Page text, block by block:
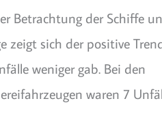
Betrachtung der Schiffe
zeigt sich der positive
weniger gab. Bei den
waren 7